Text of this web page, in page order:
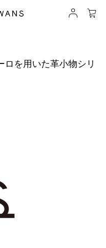
ロを用いた革小物シリ